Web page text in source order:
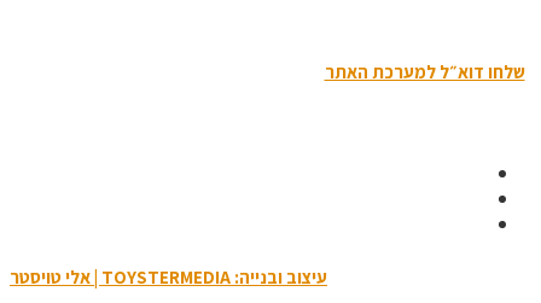
שלחו דוא״ל למערכת האתר
עיצוב ובנייה: TOYSTERMEDIA | אלי טויסטר